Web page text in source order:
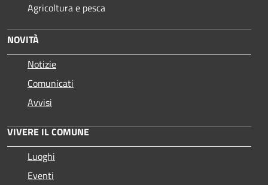
Agricoltura e pesca
NOVITÀ
Notizie
Comunicati
Avvisi
VIVERE IL COMUNE
Luoghi
Eventi